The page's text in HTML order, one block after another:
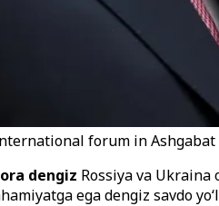
forum in Ashgabat
dengiz Rossiya va
ega dengiz savdo